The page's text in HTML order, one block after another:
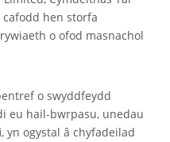
cafodd hen storfa
o ofod masnachol
o swyddfeydd
eu hail-bwrpasu, unedau
yn ogystal â chyfadeilad